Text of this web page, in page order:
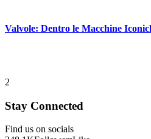
Valvole: Dentro le Macchine
2
Stay Connected
Find us on socials